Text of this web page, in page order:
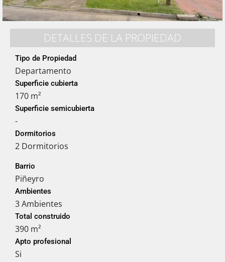
DETALLES DE LA PROPIEDAD
Tipo de Propiedad
Departamento
Superficie cubierta
170 m²
Superficie semicubierta
-
Dormitorios
2 Dormitorios
Barrio
Piñeyro
Ambientes
3 Ambientes
Total construido
390 m²
Apto profesional
Si